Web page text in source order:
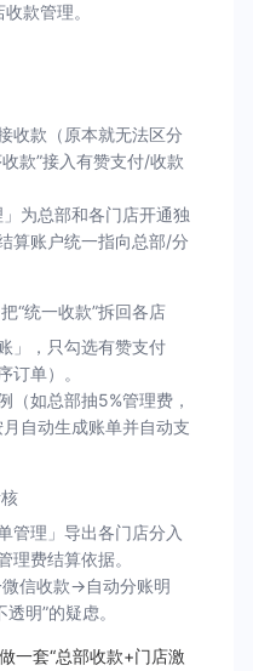
款管理。
收款（原本就无法区分
款”接入有赞支付/收款
为总部和各门店开通独
算账户统一指向总部/分
“统一收款”拆回各店
」，只勾选有赞支付
订单）。
（如总部抽5%管理费，
自动生成账单并自动支
管理」导出各门店分入
理费结算依据。
信收款→自动分账明
明”的疑虑。
一套“总部收款+门店激